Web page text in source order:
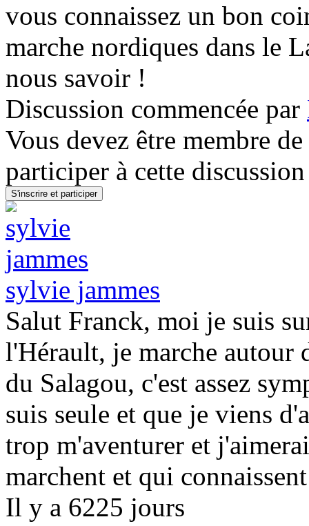
vous connaissez un bon
marche nordiques dans le
nous savoir !
Discussion commencée par
Vous devez être membre
participer à cette discussion
sylvie jammes
Salut Franck, moi je suis
l'Hérault, je marche autour
du Salagou, c'est assez
suis seule et que je viens
trop m'aventurer et
marchent et qui
Il y a 6225 jours